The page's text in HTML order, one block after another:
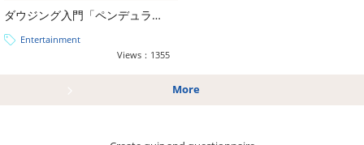
ダウジング入門「ペンデュラム講座」
Entertainment
Views：1355
More